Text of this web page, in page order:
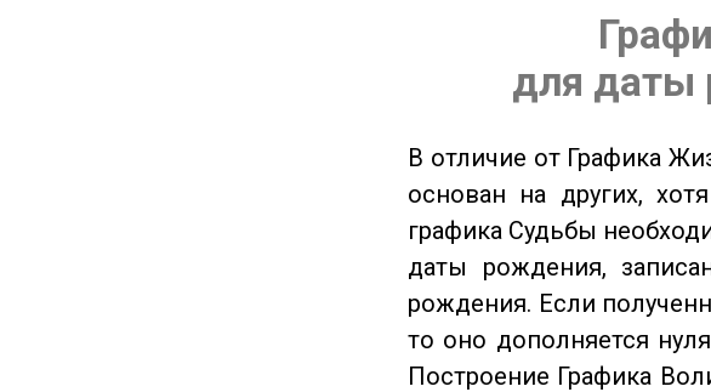
для даты
В отличие от Графика
основан на других,
графика Судьбы
даты рождения,
рождения. Если
то оно дополняется
Построение Графика